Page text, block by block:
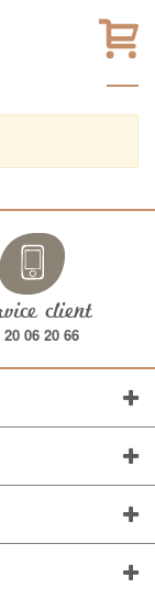
client
20 06 20 66